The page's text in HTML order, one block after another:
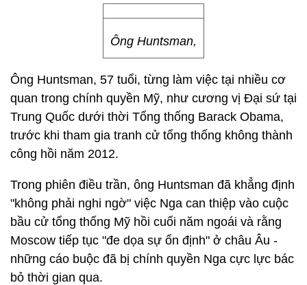
Ông Huntsman,
Ông Huntsman, 57 tuổi, từng làm việc tại nhiều cơ
quan trong chính quyền Mỹ, như cương vị Đại sứ tại
Trung Quốc dưới thời Tổng thống Barack Obama,
trước khi tham gia tranh cử tổng thống không thành
công hồi năm 2012.
Trong phiên điều trần, ông Huntsman đã khẳng định
"không phải nghi ngờ" việc Nga can thiệp vào cuộc
bầu cử tổng thống Mỹ hồi cuối năm ngoái và rằng
Moscow tiếp tục "đe dọa sự ổn định" ở châu Âu -
những cáo buộc đã bị chính quyền Nga cực lực bác
bỏ thời gian qua.